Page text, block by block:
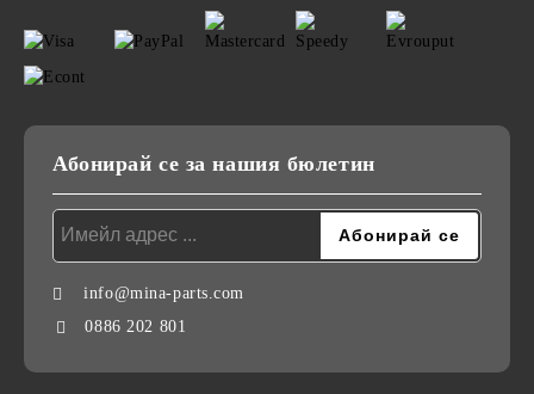
Абонирай се за нашия бюлетин
info@mina-parts.com
0886 202 801